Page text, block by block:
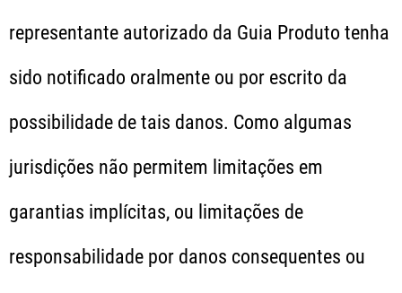
representante autorizado da Guia Produto tenha
sido notificado oralmente ou por escrito da
possibilidade de tais danos. Como algumas
jurisdições não permitem limitações em
garantias implícitas, ou limitações de
responsabilidade por danos consequentes ou